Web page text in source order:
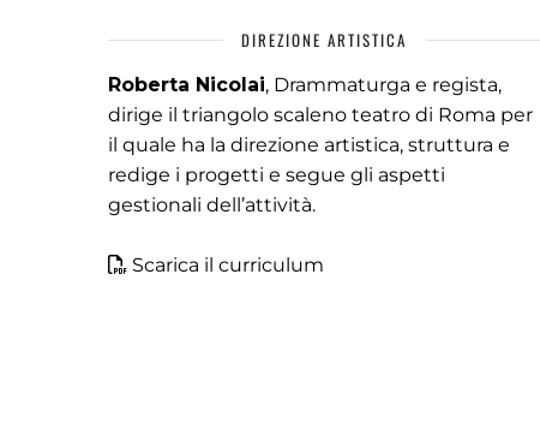
DIREZIONE ARTISTICA
Roberta Nicolai, Drammaturga e regista,
dirige il triangolo scaleno teatro di Roma per
il quale ha la direzione artistica, struttura e
redige i progetti e segue gli aspetti
gestionali dell’attività.
Scarica il curriculum